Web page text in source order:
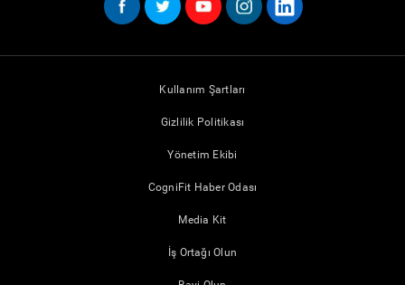
Kullanım Şartları
Gizlilik Politikası
Yönetim Ekibi
CogniFit Haber Odası
Media Kit
İş Ortağı Olun